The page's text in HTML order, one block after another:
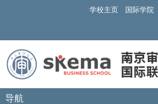
学校主页 国际学院
导航